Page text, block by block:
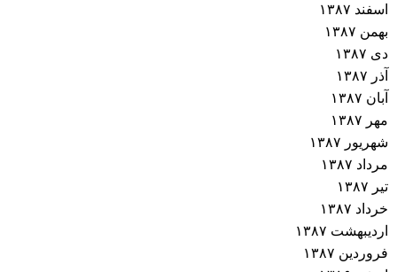
اسفند ۱۳۸۷
بهمن ۱۳۸۷
دی ۱۳۸۷
آذر ۱۳۸۷
آبان ۱۳۸۷
مهر ۱۳۸۷
شهریور ۱۳۸۷
مرداد ۱۳۸۷
تیر ۱۳۸۷
خرداد ۱۳۸۷
اردیبهشت ۱۳۸۷
فروردین ۱۳۸۷